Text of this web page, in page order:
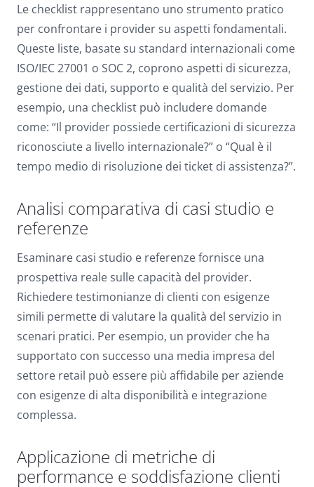
Le checklist rappresentano uno strumento pratico
per confrontare i provider su aspetti fondamentali.
Queste liste, basate su standard internazionali come
ISO/IEC 27001 o SOC 2, coprono aspetti di sicurezza,
gestione dei dati, supporto e qualità del servizio. Per
esempio, una checklist può includere domande
come: “Il provider possiede certificazioni di sicurezza
riconosciute a livello internazionale?” o “Qual è il
tempo medio di risoluzione dei ticket di assistenza?”.
Analisi comparativa di casi studio e
referenze
Esaminare casi studio e referenze fornisce una
prospettiva reale sulle capacità del provider.
Richiedere testimonianze di clienti con esigenze
simili permette di valutare la qualità del servizio in
scenari pratici. Per esempio, un provider che ha
supportato con successo una media impresa del
settore retail può essere più affidabile per aziende
con esigenze di alta disponibilità e integrazione
complessa.
Applicazione di metriche di
performance e soddisfazione clienti